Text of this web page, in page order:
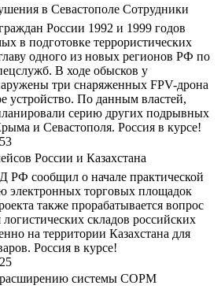
в Севастополе Сотрудники
России 1992 и 1999 годов
в подготовке террористических
одного из новых регионов РФ по
В ходе обысков у
три снаряженных FPV-дрона
устройство. По данным властей,
серию других подрывных
и Севастополя. Россия в курсе!
России и Казахстана
РФ сообщил о начале практической
электронных торговых площадок
также прорабатывается вопрос
складов российских
на территории Казахстана для
Россия в курсе!
системы СОРМ